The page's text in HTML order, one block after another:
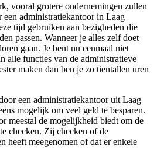
vooral grotere ondernemingen zullen
administratiekantoor in Laag
tijd gebruiken aan bezigheden die
passen. Wanneer je alles zelf doet
gaan. Je bent nu eenmaal niet
alle functies van de administratieve
maken dan ben je zo tientallen uren
een administratiekantoor uit Laag
mogelijk om veel geld te besparen.
meestal de mogelijkheid biedt om de
checken. Zij checken of de
heeft meegenomen of dat er enkele